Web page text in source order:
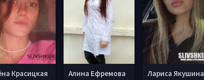
Красицкая Алина Ефремова Лариса Якушина